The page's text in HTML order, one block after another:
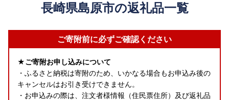
長崎県島原市の返礼品一覧
ご寄附前に必ずご確認ください
★ご寄附お申し込みについて
・ふるさと納税は寄附のため、いかなる場合もお申込み後の
キャンセルはお引き受けできません。
・お申込みの際は、注文者様情報（住民票住所）及び返礼品